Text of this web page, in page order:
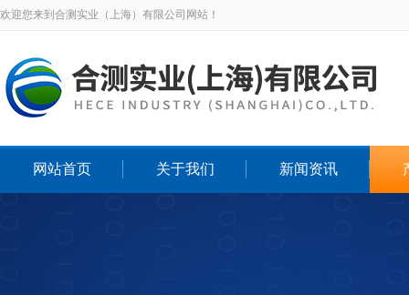
欢迎您来到合测实业（上海）有限公司网站！
网站首页 关于我们 新闻资讯